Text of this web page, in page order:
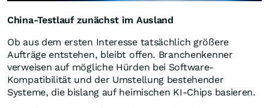
China-Testlauf zunächst im Ausland
Ob aus dem ersten Interesse tatsächlich größere
Aufträge entstehen, bleibt offen. Branchenkenner
verweisen auf mögliche Hürden bei Software-
Kompatibilität und der Umstellung bestehender
Systeme, die bislang auf heimischen KI-Chips basieren.